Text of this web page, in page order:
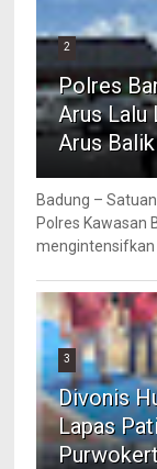
2
Polres
Arus Lalu
Arus
Badung –
Polres Kawasan
mengintensifkan
3
Divonis
Lapas